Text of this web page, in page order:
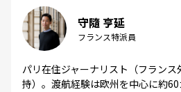
守隨 亨延
フランス特派員
パリ在住ジャーナリスト（フラン
持）。渡航経験は欧州を中心に約60